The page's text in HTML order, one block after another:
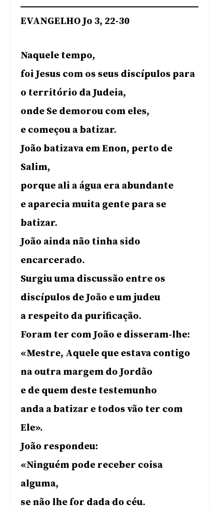
EVANGELHO Jo 3, 22-30
Naquele tempo,
foi Jesus com os seus discípulos para
o território da Judeia,
onde Se demorou com eles,
e começou a batizar.
João batizava em Enon, perto de
Salim,
porque ali a água era abundante
e aparecia muita gente para se
batizar.
João ainda não tinha sido
encarcerado.
Surgiu uma discussão entre os
discípulos de João e um judeu
a respeito da purificação.
Foram ter com João e disseram-lhe:
«Mestre, Aquele que estava contigo
na outra margem do Jordão
e de quem deste testemunho
anda a batizar e todos vão ter com
Ele».
João respondeu:
«Ninguém pode receber coisa
alguma,
se não lhe for dada do céu.